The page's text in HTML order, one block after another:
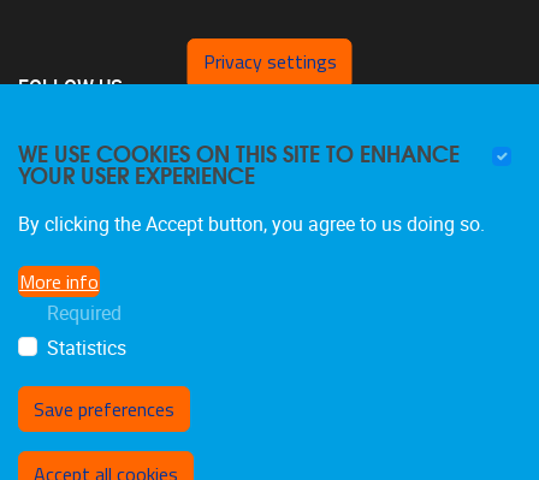
FOLLOW US
Privacy settings
WE USE COOKIES ON THIS SITE TO ENHANCE
YOUR USER EXPERIENCE
By clicking the Accept button, you agree to us doing so.
More info
Required
Statistics
Save preferences
Accept all cookies